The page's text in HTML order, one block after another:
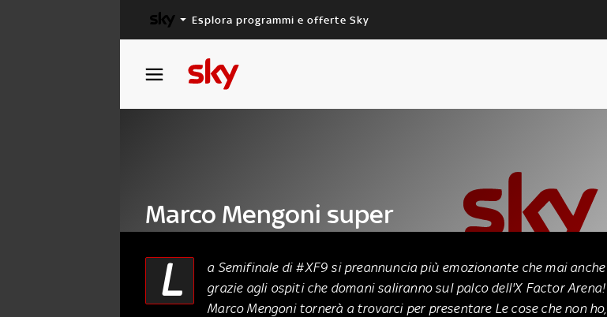
Esplora programmi e offerte Sky
Marco Mengoni super
02 Dicembre 2015
L
a Semifinale di #XF9 si preannuncia più emozionante che mai anche
grazie agli ospiti che domani saliranno sul palco dell'X Factor Arena!
Marco Mengoni tornerà a trovarci per presentare Le cose che non ho,